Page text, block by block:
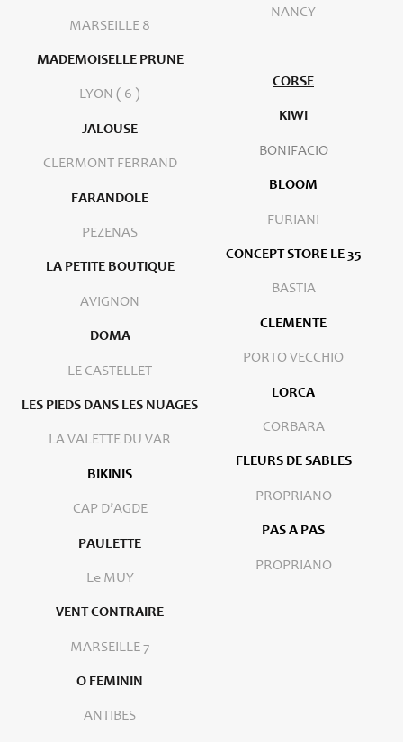
MARSEILLE 8
MADEMOISELLE PRUNE
LYON ( 6 )
JALOUSE
CLERMONT FERRAND
FARANDOLE
PEZENAS
LA PETITE BOUTIQUE
AVIGNON
DOMA
LE CASTELLET
LES PIEDS DANS LES NUAGES
LA VALETTE DU VAR
BIKINIS
CAP D’AGDE
PAULETTE
Le MUY
VENT CONTRAIRE
MARSEILLE 7
O FEMININ
ANTIBES
NANCY
CORSE
KIWI
BONIFACIO
BLOOM
FURIANI
CONCEPT STORE LE 35
BASTIA
CLEMENTE
PORTO VECCHIO
LORCA
CORBARA
FLEURS DE SABLES
PROPRIANO
PAS A PAS
PROPRIANO